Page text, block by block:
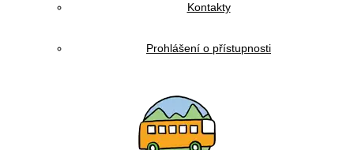
Kontakty
Prohlášení o přístupnosti